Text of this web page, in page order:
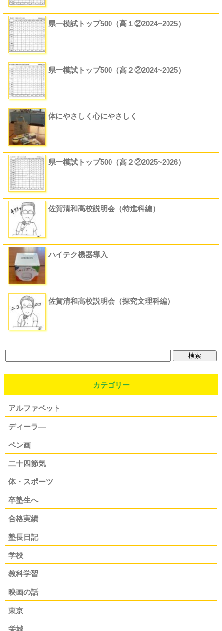
県一模試トップ500（高１②2024~2025）
県一模試トップ500（高２②2024~2025）
体にやさしく心にやさしく
県一模試トップ500（高２②2025~2026）
佐賀清和高校説明会（特進科編）
ハイテク機器導入
佐賀清和高校説明会（探究文理科編）
カテゴリー
アルファベット
ディーラ―
ペン画
二十四節気
体・スポーツ
卒塾生へ
合格実績
塾長日記
学校
教科学習
映画の話
東京
栄城